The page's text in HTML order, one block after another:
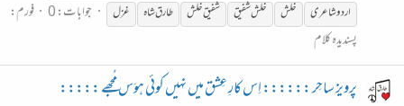
اردو شاعری
خلش خلش شفیق شفیق خلش طارق شاہ غزل جوابات: 0
فورم:
پسندیدہ کلام
پرویز ساحِر :::::: اِس کارِ عِشق میں نہیں کوئی ہوَس مُجھے :::::